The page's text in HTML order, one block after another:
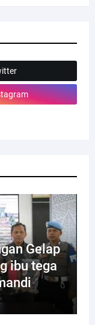
Gelap
ibu tega